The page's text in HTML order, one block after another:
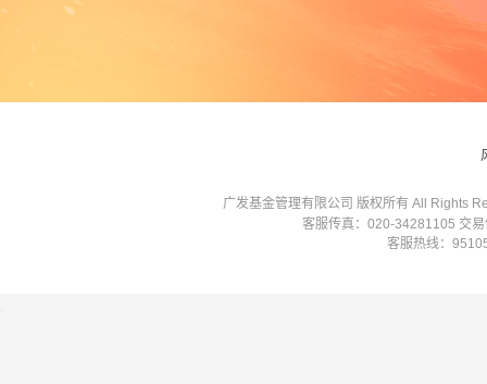
广发基金管理有限公司 版权所有 All Rights
客服传真：020-34281105 交
客服热线：